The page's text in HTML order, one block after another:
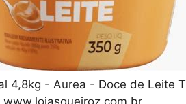
4,8kg - Aurea - Doce de Leite